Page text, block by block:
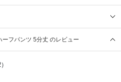
フパンツ 5分丈 のレビュー